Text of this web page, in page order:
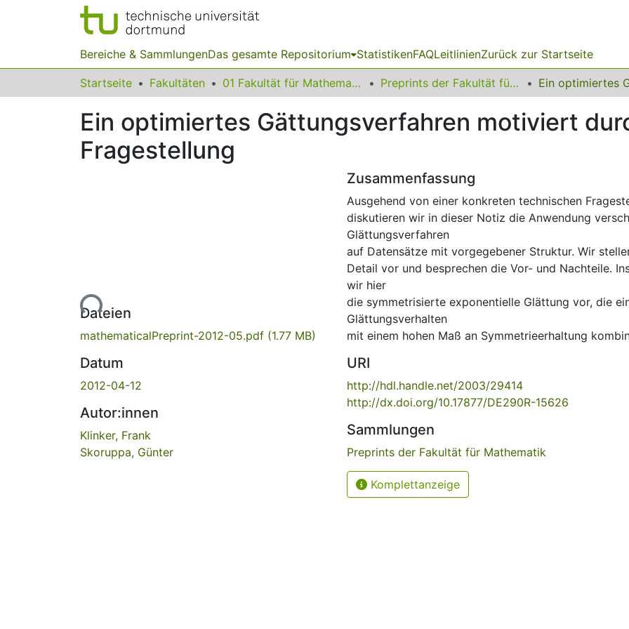
Bereiche & SammlungenDas gesamte Repositorium StatistikenFAQLeitlinienZurück zur Startseite
Startseite Fakultäten 01 Fakultät für Mathematik Preprints der Fakultät für Mathematik
Ein optimiertes Gättungsverfahren motiviert
Fragestellung
Lade...
Dateien
mathematicalPreprint-2012-05.pdf (1.77 MB)
Datum
2012-04-12
Autor:innen
Klinker, Frank
Skoruppa, Günter
Zusammenfassung
Ausgehend von einer konkreten technischen
diskutieren wir in dieser Notiz die Anwendung
Glättungsverfahren
auf Datensätze mit vorgegebener Struktur. Wir
Detail vor und besprechen die Vor- und Nachteile.
wir hier
die symmetrisierte exponentielle Glättung vor, die
Glättungsverhalten
mit einem hohen Maß an Symmetrieerhaltung
URI
http://hdl.handle.net/2003/29414
http://dx.doi.org/10.17877/DE290R-15626
Sammlungen
Preprints der Fakultät für Mathematik
Komplettanzeige